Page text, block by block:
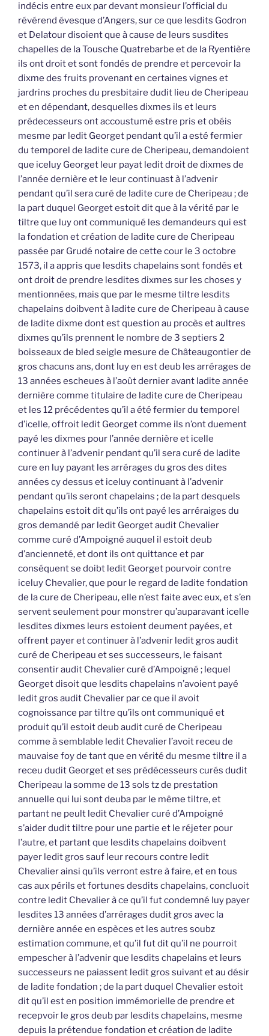
indécis entre eux par devant monsieur l’official du
révérend évesque d’Angers, sur ce que lesdits Godron
et Delatour disoient que à cause de leurs susdites
chapelles de la Tousche Quatrebarbe et de la Ryentière
ils ont droit et sont fondés de prendre et percevoir la
dixme des fruits provenant en certaines vignes et
jardrins proches du presbitaire dudit lieu de Cheripeau
et en dépendant, desquelles dixmes ils et leurs
prédecesseurs ont accoustumé estre pris et obéis
mesme par ledit Georget pendant qu’il a esté fermier
du temporel de ladite cure de Cheripeau, demandoient
que iceluy Georget leur payat ledit droit de dixmes de
l’année dernière et le leur continuast à l’advenir
pendant qu’il sera curé de ladite cure de Cheripeau ; de
la part duquel Georget estoit dit que à la vérité par le
tiltre que luy ont communiqué les demandeurs qui est
la fondation et création de ladite cure de Cheripeau
passée par Grudé notaire de cette cour le 3 octobre
1573, il a appris que lesdits chapelains sont fondés et
ont droit de prendre lesdites dixmes sur les choses y
mentionnées, mais que par le mesme tiltre lesdits
chapelains doibvent à ladite cure de Cheripeau à cause
de ladite dixme dont est question au procès et aultres
dixmes qu’ils prennent le nombre de 3 septiers 2
boisseaux de bled seigle mesure de Châteaugontier de
gros chacuns ans, dont luy en est deub les arrérages de
13 années escheues à l’août dernier avant ladite année
dernière comme titulaire de ladite cure de Cheripeau
et les 12 précédentes qu’il a été fermier du temporel
d’icelle, offroit ledit Georget comme ils n’ont duement
payé les dixmes pour l’année dernière et icelle
continuer à l’advenir pendant qu’il sera curé de ladite
cure en luy payant les arrérages du gros des dites
années cy dessus et iceluy continuant à l’advenir
pendant qu’ils seront chapelains ; de la part desquels
chapelains estoit dit qu’ils ont payé les arréraiges du
gros demandé par ledit Georget audit Chevalier
comme curé d’Ampoigné auquel il estoit deub
d’ancienneté, et dont ils ont quittance et par
conséquent se doibt ledit Georget pourvoir contre
iceluy Chevalier, que pour le regard de ladite fondation
de la cure de Cheripeau, elle n’est faite avec eux, et s’en
servent seulement pour monstrer qu’auparavant icelle
lesdites dixmes leurs estoient deument payées, et
offrent payer et continuer à l’advenir ledit gros audit
curé de Cheripeau et ses successeurs, le faisant
consentir audit Chevalier curé d’Ampoigné ; lequel
Georget disoit que lesdits chapelains n’avoient payé
ledit gros audit Chevalier par ce que il avoit
cognoissance par tiltre qu’ils ont communiqué et
produit qu’il estoit deub audit curé de Cheripeau
comme à semblable ledit Chevalier l’avoit receu de
mauvaise foy de tant que en vérité du mesme tiltre il a
receu dudit Georget et ses prédécesseurs curés dudit
Cheripeau la somme de 13 sols tz de prestation
annuelle qui lui sont deuba par le même tiltre, et
partant ne peult ledit Chevalier curé d’Ampoigné
s’aider dudit tiltre pour une partie et le réjeter pour
l’autre, et partant que lesdits chapelains doibvent
payer ledit gros sauf leur recours contre ledit
Chevalier ainsi qu’ils verront estre à faire, et en tous
cas aux périls et fortunes desdits chapelains, concluoit
contre ledit Chevalier à ce qu’il fut condemné luy payer
lesdites 13 années d’arrérages dudit gros avec la
dernière année en espèces et les autres soubz
estimation commune, et qu’il fut dit qu’il ne pourroit
empescher à l’advenir que lesdits chapelains et leurs
successeurs ne paiassent ledit gros suivant et au désir
de ladite fondation ; de la part duquel Chevalier estoit
dit qu’il est en position immémorielle de prendre et
recepvoir le gros deub par lesdits chapelains, mesme
depuis la prétendue fondation et création de ladite